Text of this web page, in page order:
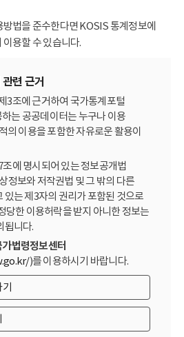
법을 준수한다면 KOSIS 통계정보에
용할 수 있습니다.
련 근거
3조에 근거하여 국가통계포털
는 공공데이터는 누구나 이용
의 이용을 포함한 자유로운 활용이
에 명시되어 있는 정보공개법
정보와 저작권법 및 그 밖의 다른
있는 제3자의 권리가 포함된 것으로
당한 이용허락을 받지 아니한 정보는
됩니다.
법령정보센터
)를 이용하시기 바랍니다.